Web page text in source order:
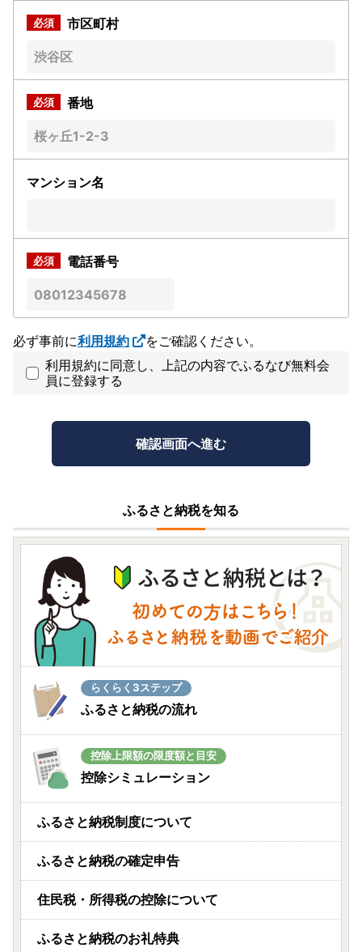
市区町村
番地
マンション名
電話番号
必ず事前に利用規約
をご確認ください。
利用規約に同意し、上記の内容でふるなび無料会
員に登録する
ふるさと納税を知る
らくらく3ステップ
ふるさと納税の流れ
控除上限額の限度額と目安
控除シミュレーション
ふるさと納税制度について
ふるさと納税の確定申告
住民税・所得税の控除について
ふるさと納税のお礼特典